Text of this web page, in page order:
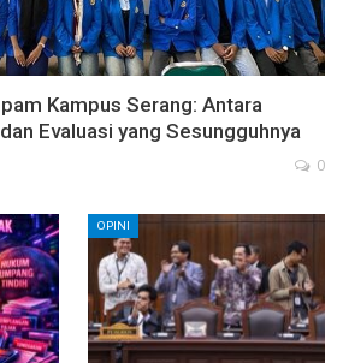
Kampus Serang: Antara
Evaluasi yang Sesungguhnya
0
OPINI